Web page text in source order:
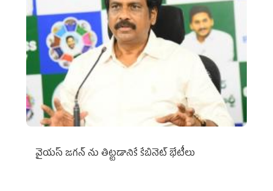
వైయ‌స్ జగన్‌ ను తిట్టడానికే కేబినెట్‌ భేటీలు